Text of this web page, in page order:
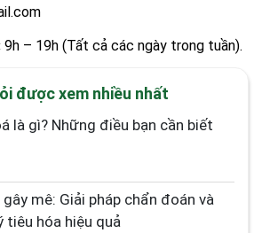
9h – 19h (Tất cả các ngày trong tuần).
được xem nhiều nhất
tiêu hóa hiệu quả